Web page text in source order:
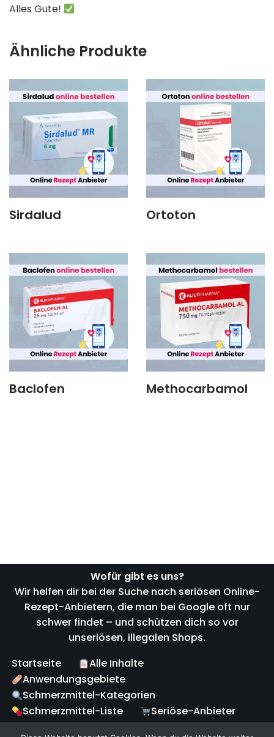
Alles Gute!
Ähnliche Produkte
Sirdalud Ortoton
Baclofen Methocarbamol
Wofür gibt es uns?
Wir helfen dir bei der Suche nach seriösen Online-
Rezept-Anbietern, die man bei Google oft nur
schwer findet – und schützen dich so vor
unseriösen, illegalen Shops.
Startseite
Alle Inhalte
Anwendungsgebiete
Schmerzmittel-Kategorien
Schmerzmittel-Liste
Seriöse-Anbieter
Fake-Warnung
Online-Rezept-Service